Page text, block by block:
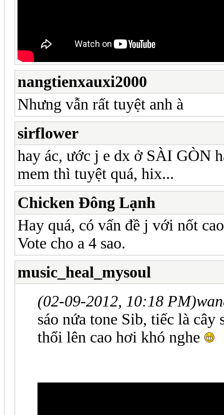
nangtienxauxi2000
Nhưng vẫn rất tuyệt anh à
sirflower
hay ác, ước j e dx ở SÀI GÒN
mem thì tuyệt quá, hix...
Chicken Đông Lạnh
Hay quá, có vấn đề j với nốt
Vote cho a 4 sao.
music_heal_mysoul
(02-09-2012, 10:18 PM)
sáo nứa tone Sib, tiếc là
thổi lên cao hơi khó nghe